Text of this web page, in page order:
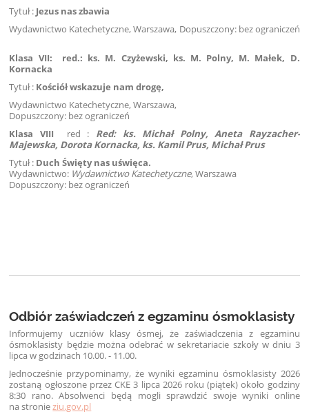
Tytuł : Jezus nas zbawia
Wydawnictwo Katechetyczne, Warszawa, Dopuszczony: bez ograniczeń
Klasa VII:
red.: ks. M. Czyżewski, ks. M. Polny, M. Małek, D.
Kornacka
Tytuł : Kościół wskazuje nam drogę,
Wydawnictwo Katechetyczne, Warszawa,
Dopuszczony: bez ograniczeń
Klasa VIII red : Red: ks. Michał Polny, Aneta Rayzacher-
Majewska, Dorota Kornacka, ks. Kamil Prus, Michał Prus
Tytuł : Duch Święty nas uświęca.
Wydawnictwo: Wydawnictwo Katechetyczne, Warszawa
Dopuszczony: bez ograniczeń
Odbiór zaświadczeń z egzaminu ósmoklasisty
Informujemy uczniów klasy ósmej, że zaświadczenia z egzaminu
ósmoklasisty będzie można odebrać w sekretariacie szkoły w dniu 3
lipca w godzinach 10.00. - 11.00.
Jednocześnie przypominamy, że wyniki egzaminu ósmoklasisty 2026
zostaną ogłoszone przez CKE 3 lipca 2026 roku (piątek) około godziny
8:30 rano. Absolwenci będą mogli sprawdzić swoje wyniki online
na stronieziu.gov.pl